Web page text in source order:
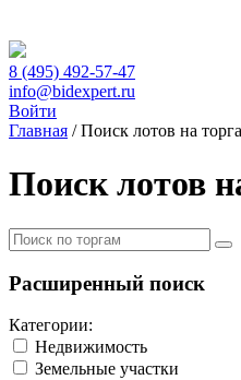
8 (495) 492-57-47
info@bidexpert.ru
Войти
Главная /Поиск лотов на
Поиск лотов
Расширенный поиск
Категории:
Недвижимость
Земельные участки